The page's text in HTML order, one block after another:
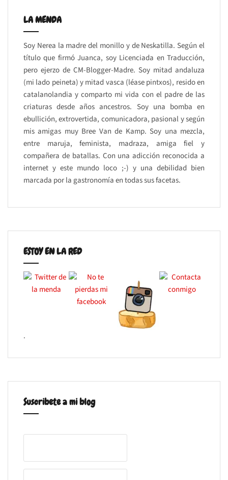
LA MENDA
Soy Nerea la madre del monillo y de Neskatilla. Según el
título que firmó Juanca, soy Licenciada en Traducción,
pero ejerzo de CM-Blogger-Madre. Soy mitad andaluza
(mi lado peineta) y mitad vasca (léase pintxos), resido en
catalanolandia y comparto mi vida con el padre de las
criaturas desde años ancestros. Soy una bomba en
ebullición, extrovertida, comunicadora, pasional y según
mis amigas muy Bree Van de Kamp. Soy una mezcla,
entre maruja, feminista, madraza, amiga fiel y
compañera de batallas. Con una adicción reconocida a
internet y este mundo loco ;-) y una debilidad bien
marcada por la gastronomía en todas sus facetas.
ESTOY EN LA RED
.
Suscribete a mi blog